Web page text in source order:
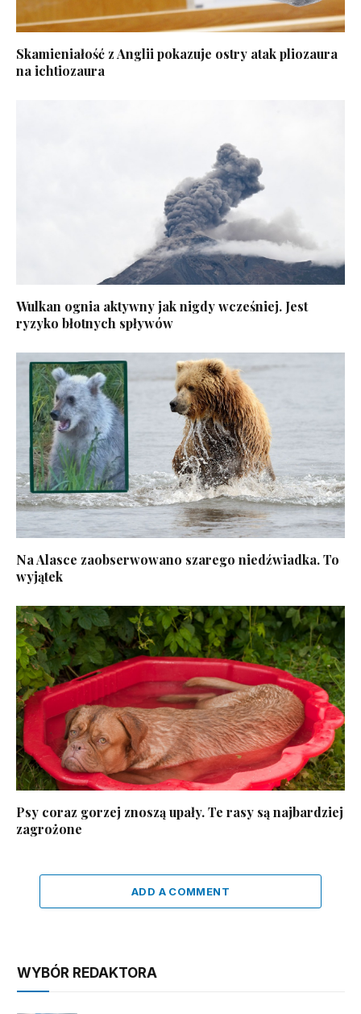
Skamieniałość z Anglii pokazuje ostry atak pliozaura
na ichtiozaura
Wulkan ognia aktywny jak nigdy wcześniej. Jest
ryzyko błotnych spływów
Na Alasce zaobserwowano szarego niedźwiadka. To
wyjątek
Psy coraz gorzej znoszą upały. Te rasy są najbardziej
zagrożone
ADD A COMMENT
WYBÓR REDAKTORA